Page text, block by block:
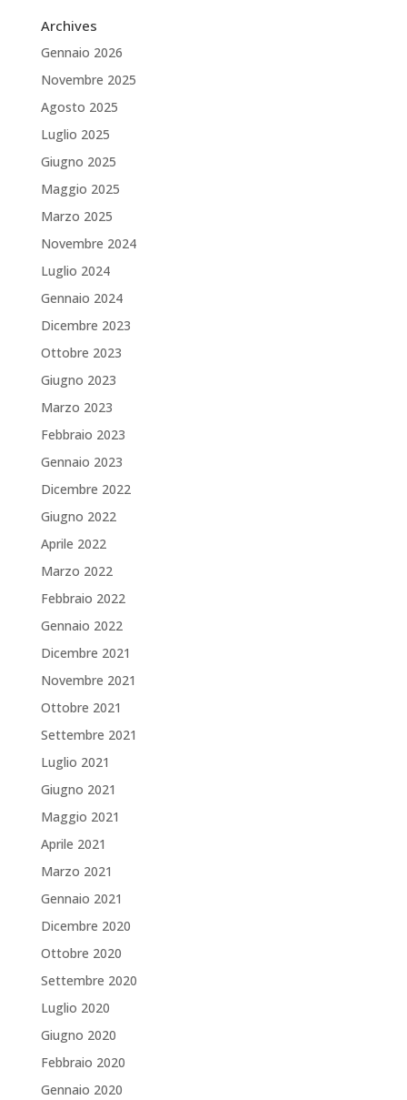
Archives
Gennaio 2026
Novembre 2025
Agosto 2025
Luglio 2025
Giugno 2025
Maggio 2025
Marzo 2025
Novembre 2024
Luglio 2024
Gennaio 2024
Dicembre 2023
Ottobre 2023
Giugno 2023
Marzo 2023
Febbraio 2023
Gennaio 2023
Dicembre 2022
Giugno 2022
Aprile 2022
Marzo 2022
Febbraio 2022
Gennaio 2022
Dicembre 2021
Novembre 2021
Ottobre 2021
Settembre 2021
Luglio 2021
Giugno 2021
Maggio 2021
Aprile 2021
Marzo 2021
Gennaio 2021
Dicembre 2020
Ottobre 2020
Settembre 2020
Luglio 2020
Giugno 2020
Febbraio 2020
Gennaio 2020